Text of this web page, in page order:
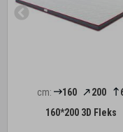
cm: 160 200
160*200 3D Fleks